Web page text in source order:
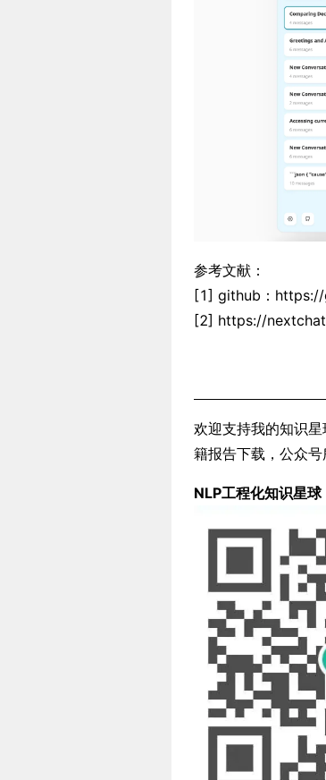
参考文献：
[1] github：https://
[2] https://
欢迎支持我的知识
籍报告下载，公众
NLP工程化知识星球